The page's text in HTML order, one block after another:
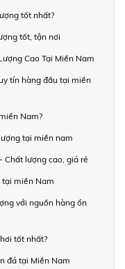
tốt nhất?
tốt, tận nơi
Cao Tại Miền Nam
tín hàng đầu tại miền
Nam?
tại miền nam
Chất lượng cao, giá rẻ
tại miền Nam
với nguồn hàng ổn
tốt nhất?
đá tại Miền Nam